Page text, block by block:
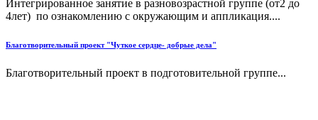
Интегрированное занятие в разновозрастной группе (от2 до
4лет) по ознакомлению с окружающим и аппликация....
Благотворительный проект "Чуткое сердце- добрые дела"
Благотворительный проект в подготовительной группе...